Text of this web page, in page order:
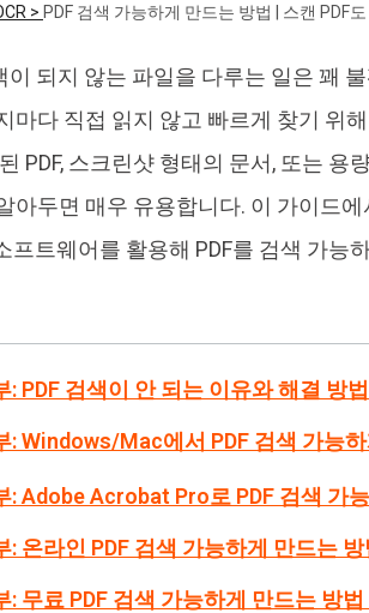
4DDiG 중복 파일 삭제기
AI로 중복 파일 찾기 및 삭제
> PDF 검색 가능하게 만드는 방법 | 스캔 PDF
이 되지 않는 파일을 다루는 일은 꽤
마다 직접 읽지 않고 빠르게 찾기 위해
PDF, 스크린샷 형태의 문서, 또는
아두면 매우 유용합니다. 이 가이드
프트웨어를 활용해 PDF를 검색 가능
: PDF 검색이 안 되는 이유와 해결 방법
: Windows/Mac에서 PDF 검색 가능
: Adobe Acrobat Pro로 PDF 검색 가
: 온라인 PDF 검색 가능하게 만드는
: 무료 PDF 검색 가능하게 만드는 방